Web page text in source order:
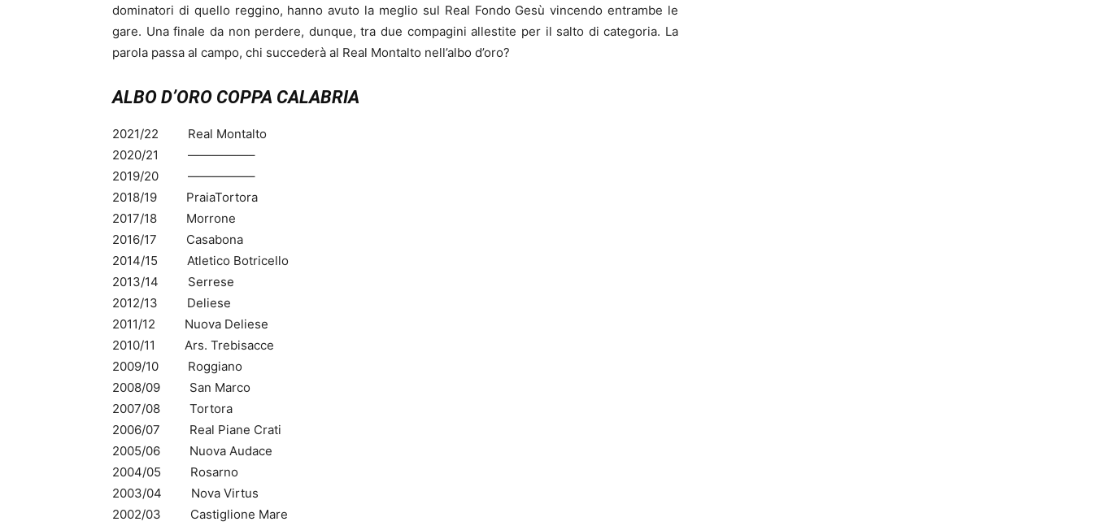
dominatori di quello reggino, hanno avuto la meglio sul Real Fondo Gesù vincendo entrambe le
gare. Una finale da non perdere, dunque, tra due compagini allestite per il salto di categoria. La
parola passa al campo, chi succederà al Real Montalto nell’albo d’oro?
ALBO D’ORO COPPA CALABRIA
2021/22 Real Montalto
2020/21 —————–
2019/20 —————–
2018/19 PraiaTortora
2017/18 Morrone
2016/17 Casabona
2014/15 Atletico Botricello
2013/14 Serrese
2012/13 Deliese
2011/12 Nuova Deliese
2010/11 Ars. Trebisacce
2009/10 Roggiano
2008/09 San Marco
2007/08 Tortora
2006/07 Real Piane Crati
2005/06 Nuova Audace
2004/05 Rosarno
2003/04 Nova Virtus
2002/03 Castiglione Mare